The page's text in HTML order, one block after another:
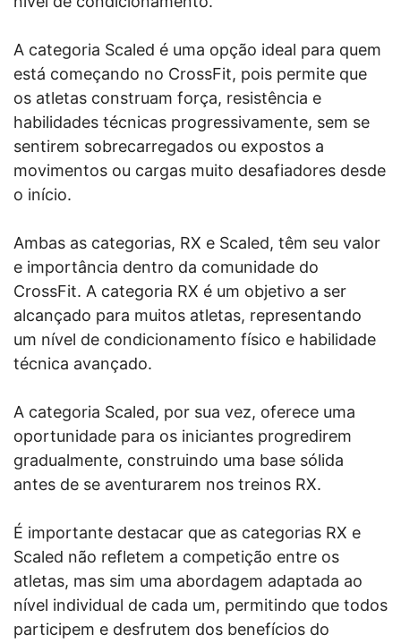
A categoria Scaled é uma opção ideal para quem
está começando no CrossFit, pois permite que
os atletas construam força, resistência e
habilidades técnicas progressivamente, sem se
sentirem sobrecarregados ou expostos a
movimentos ou cargas muito desafiadores desde
o início.
Ambas as categorias, RX e Scaled, têm seu valor
e importância dentro da comunidade do
CrossFit. A categoria RX é um objetivo a ser
alcançado para muitos atletas, representando
um nível de condicionamento físico e habilidade
técnica avançado.
A categoria Scaled, por sua vez, oferece uma
oportunidade para os iniciantes progredirem
gradualmente, construindo uma base sólida
antes de se aventurarem nos treinos RX.
É importante destacar que as categorias RX e
Scaled não refletem a competição entre os
atletas, mas sim uma abordagem adaptada ao
nível individual de cada um, permitindo que todos
participem e desfrutem dos benefícios do